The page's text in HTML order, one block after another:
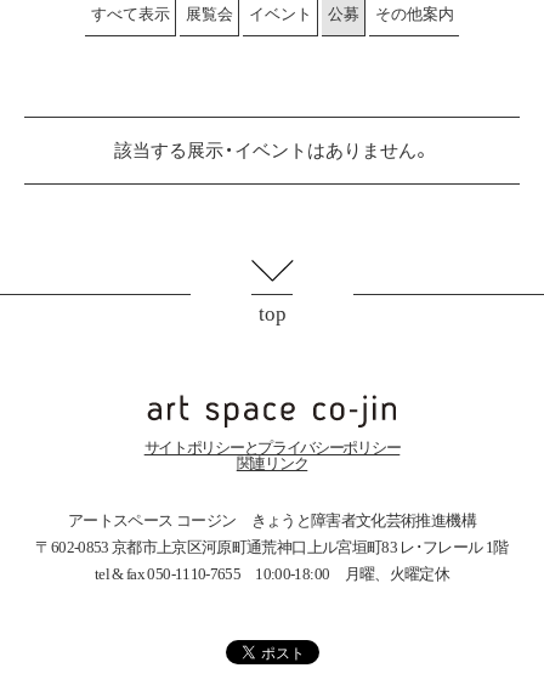
すべて表示 展覧会 イベント 公募 その他案内
該当する展示・イベントはありません。
top
サイトポリシーとプライバシーポリシー
関連リンク
アートスペース コージン きょうと障害者文化芸術推進機構
〒602-0853 京都市上京区河原町通荒神口上ル宮垣町83 レ･フレール 1階
tel & fax 050-1110-7655 10:00-18:00 月曜、火曜定休